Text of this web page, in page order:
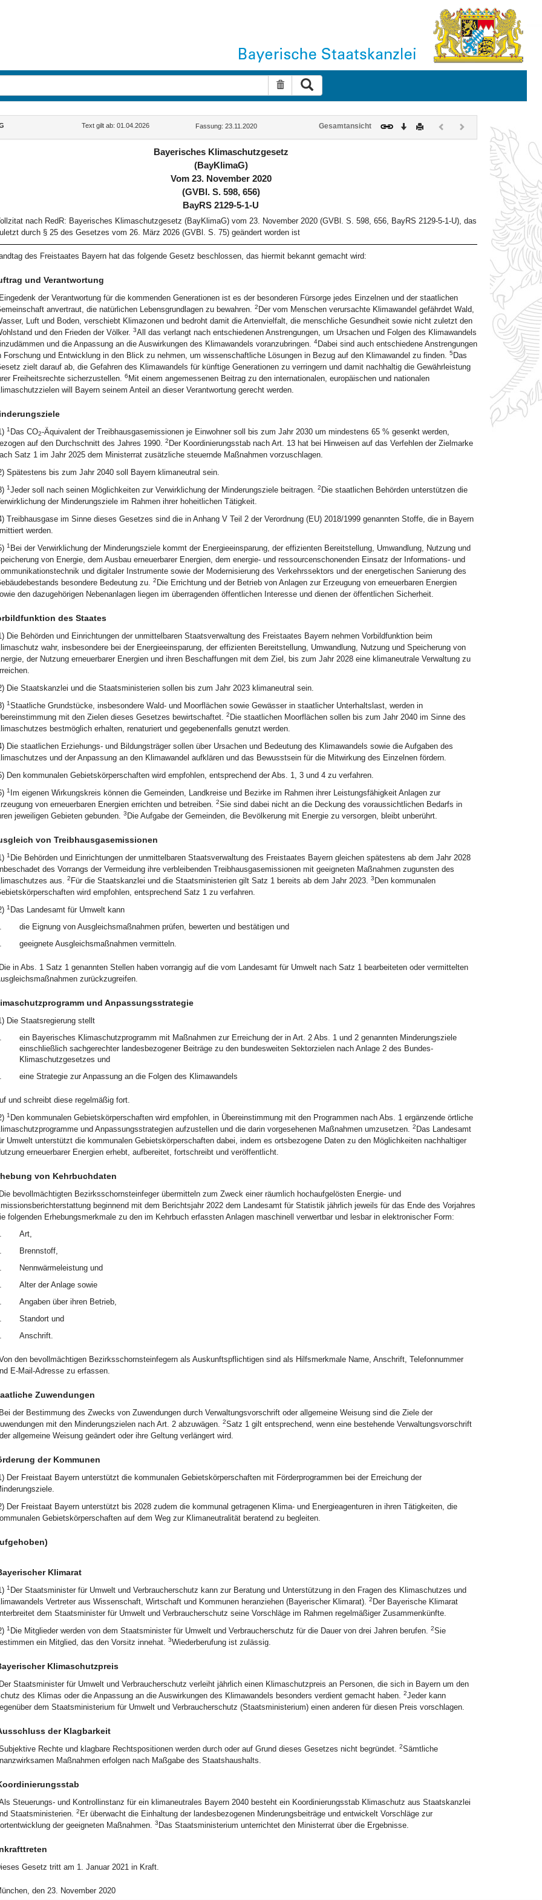
Suche zurücksetzen
Text gilt ab: 01.04.2026 Fassung: 23.11.2020 Gesamtansicht Download
DruckenVorherigesNächstes
Dokument
(inaktiv)
Bayerisches Klimaschutzgesetz
(BayKlimaG)
Vom 23. November 2020
(GVBl. S. 598, 656)
BayRS 2129-5-1-U
nach RedR: Bayerisches Klimaschutzgesetz (BayKlimaG) vom 23. November 2020 (GVBl. S. 598, 656, BayRS 2129-5-1-U), das
durch § 25 des Gesetzes vom 26. März 2026 (GVBl. S. 75) geändert worden ist
des Freistaates Bayern hat das folgende Gesetz beschlossen, das hiermit bekannt gemacht wird:
und Verantwortung
Eingedenk der Verantwortung für die kommenden Generationen ist es der besonderen Fürsorge jedes Einzelnen und der staatlichen
anvertraut, die natürlichen Lebensgrundlagen zu bewahren. 2 Der vom Menschen verursachte Klimawandel gefährdet Wald,
Luft und Boden, verschiebt Klimazonen und bedroht damit die Artenvielfalt, die menschliche Gesundheit sowie nicht zuletzt den
und den Frieden der Völker. 3All das verlangt nach entschiedenen Anstrengungen, um Ursachen und Folgen des Klimawandels
und die Anpassung an die Auswirkungen des Klimawandels voranzubringen. 4Dabei sind auch entschiedene Anstrengungen
Forschung und Entwicklung in den Blick zu nehmen, um wissenschaftliche Lösungen in Bezug auf den Klimawandel zu finden. 5 Das
zielt darauf ab, die Gefahren des Klimawandels für künftige Generationen zu verringern und damit nachhaltig die Gewährleistung
Freiheitsrechte sicherzustellen. 6 Mit einem angemessenen Beitrag zu den internationalen, europäischen und nationalen
will Bayern seinem Anteil an dieser Verantwortung gerecht werden.
1 Das CO2-Äquivalent der Treibhausgasemissionen je Einwohner soll bis zum Jahr 2030 um mindestens 65 % gesenkt werden,
auf den Durchschnitt des Jahres 1990. 2 Der Koordinierungsstab nach Art. 13 hat bei Hinweisen auf das Verfehlen der Zielmarke
Satz 1 im Jahr 2025 dem Ministerrat zusätzliche steuernde Maßnahmen vorzuschlagen.
Spätestens bis zum Jahr 2040 soll Bayern klimaneutral sein.
1Jeder soll nach seinen Möglichkeiten zur Verwirklichung der Minderungsziele beitragen. 2 Die staatlichen Behörden unterstützen die
der Minderungsziele im Rahmen ihrer hoheitlichen Tätigkeit.
Treibhausgase im Sinne dieses Gesetzes sind die in Anhang V Teil 2 der Verordnung (EU) 2018/1999 genannten Stoffe, die in Bayern
werden.
1 Bei der Verwirklichung der Minderungsziele kommt der Energieeinsparung, der effizienten Bereitstellung, Umwandlung, Nutzung und
von Energie, dem Ausbau erneuerbarer Energien, dem energie- und ressourcenschonenden Einsatz der Informations- und
und digitaler Instrumente sowie der Modernisierung des Verkehrssektors und der energetischen Sanierung des
besondere Bedeutung zu. 2 Die Errichtung und der Betrieb von Anlagen zur Erzeugung von erneuerbaren Energien
den dazugehörigen Nebenanlagen liegen im überragenden öffentlichen Interesse und dienen der öffentlichen Sicherheit.
des Staates
Die Behörden und Einrichtungen der unmittelbaren Staatsverwaltung des Freistaates Bayern nehmen Vorbildfunktion beim
wahr, insbesondere bei der Energieeinsparung, der effizienten Bereitstellung, Umwandlung, Nutzung und Speicherung von
der Nutzung erneuerbarer Energien und ihren Beschaffungen mit dem Ziel, bis zum Jahr 2028 eine klimaneutrale Verwaltung zu
Die Staatskanzlei und die Staatsministerien sollen bis zum Jahr 2023 klimaneutral sein.
1Staatliche Grundstücke, insbesondere Wald- und Moorflächen sowie Gewässer in staatlicher Unterhaltslast, werden in
mit den Zielen dieses Gesetzes bewirtschaftet. 2 Die staatlichen Moorflächen sollen bis zum Jahr 2040 im Sinne des
bestmöglich erhalten, renaturiert und gegebenenfalls genutzt werden.
Die staatlichen Erziehungs- und Bildungsträger sollen über Ursachen und Bedeutung des Klimawandels sowie die Aufgaben des
und der Anpassung an den Klimawandel aufklären und das Bewusstsein für die Mitwirkung des Einzelnen fördern.
Den kommunalen Gebietskörperschaften wird empfohlen, entsprechend der Abs. 1, 3 und 4 zu verfahren.
1 Im eigenen Wirkungskreis können die Gemeinden, Landkreise und Bezirke im Rahmen ihrer Leistungsfähigkeit Anlagen zur
von erneuerbaren Energien errichten und betreiben. 2Sie sind dabei nicht an die Deckung des voraussichtlichen Bedarfs in
jeweiligen Gebieten gebunden. 3 Die Aufgabe der Gemeinden, die Bevölkerung mit Energie zu versorgen, bleibt unberührt.
von Treibhausgasemissionen
1 Die Behörden und Einrichtungen der unmittelbaren Staatsverwaltung des Freistaates Bayern gleichen spätestens ab dem Jahr 2028
des Vorrangs der Vermeidung ihre verbleibenden Treibhausgasemissionen mit geeigneten Maßnahmen zugunsten des
aus. 2 Für die Staatskanzlei und die Staatsministerien gilt Satz 1 bereits ab dem Jahr 2023. 3 Den kommunalen
wird empfohlen, entsprechend Satz 1 zu verfahren.
1 Das Landesamt für Umwelt kann
die Eignung von Ausgleichsmaßnahmen prüfen, bewerten und bestätigen und
geeignete Ausgleichsmaßnahmen vermitteln.
Die in Abs. 1 Satz 1 genannten Stellen haben vorrangig auf die vom Landesamt für Umwelt nach Satz 1 bearbeiteten oder vermittelten
zurückzugreifen.
und Anpassungsstrategie
Die Staatsregierung stellt
ein Bayerisches Klimaschutzprogramm mit Maßnahmen zur Erreichung der in Art. 2 Abs. 1 und 2 genannten Minderungsziele
einschließlich sachgerechter landesbezogener Beiträge zu den bundesweiten Sektorzielen nach Anlage 2 des Bundes-
Klimaschutzgesetzes und
eine Strategie zur Anpassung an die Folgen des Klimawandels
und schreibt diese regelmäßig fort.
1 Den kommunalen Gebietskörperschaften wird empfohlen, in Übereinstimmung mit den Programmen nach Abs. 1 ergänzende örtliche
und Anpassungsstrategien aufzustellen und die darin vorgesehenen Maßnahmen umzusetzen. 2 Das Landesamt
Umwelt unterstützt die kommunalen Gebietskörperschaften dabei, indem es ortsbezogene Daten zu den Möglichkeiten nachhaltiger
erneuerbarer Energien erhebt, aufbereitet, fortschreibt und veröffentlicht.
von Kehrbuchdaten
Die bevollmächtigten Bezirksschornsteinfeger übermitteln zum Zweck einer räumlich hochaufgelösten Energie- und
beginnend mit dem Berichtsjahr 2022 dem Landesamt für Statistik jährlich jeweils für das Ende des Vorjahres
folgenden Erhebungsmerkmale zu den im Kehrbuch erfassten Anlagen maschinell verwertbar und lesbar in elektronischer Form:
Art,
Brennstoff,
Nennwärmeleistung und
Alter der Anlage sowie
Angaben über ihren Betrieb,
Standort und
Anschrift.
den bevollmächtigen Bezirksschornsteinfegern als Auskunftspflichtigen sind als Hilfsmerkmale Name, Anschrift, Telefonnummer
E-Mail-Adresse zu erfassen.
Zuwendungen
Bei der Bestimmung des Zwecks von Zuwendungen durch Verwaltungsvorschrift oder allgemeine Weisung sind die Ziele der
mit den Minderungszielen nach Art. 2 abzuwägen. 2Satz 1 gilt entsprechend, wenn eine bestehende Verwaltungsvorschrift
allgemeine Weisung geändert oder ihre Geltung verlängert wird.
der Kommunen
Der Freistaat Bayern unterstützt die kommunalen Gebietskörperschaften mit Förderprogrammen bei der Erreichung der
Der Freistaat Bayern unterstützt bis 2028 zudem die kommunal getragenen Klima- und Energieagenturen in ihren Tätigkeiten, die
Gebietskörperschaften auf dem Weg zur Klimaneutralität beratend zu begleiten.
Klimarat
1 Der Staatsminister für Umwelt und Verbraucherschutz kann zur Beratung und Unterstützung in den Fragen des Klimaschutzes und
Vertreter aus Wissenschaft, Wirtschaft und Kommunen heranziehen (Bayerischer Klimarat). 2 Der Bayerische Klimarat
dem Staatsminister für Umwelt und Verbraucherschutz seine Vorschläge im Rahmen regelmäßiger Zusammenkünfte.
1 Die Mitglieder werden von dem Staatsminister für Umwelt und Verbraucherschutz für die Dauer von drei Jahren berufen. 2Sie
ein Mitglied, das den Vorsitz innehat. 3Wiederberufung ist zulässig.
Klimaschutzpreis
Der Staatsminister für Umwelt und Verbraucherschutz verleiht jährlich einen Klimaschutzpreis an Personen, die sich in Bayern um den
des Klimas oder die Anpassung an die Auswirkungen des Klimawandels besonders verdient gemacht haben. 2Jeder kann
dem Staatsministerium für Umwelt und Verbraucherschutz (Staatsministerium) einen anderen für diesen Preis vorschlagen.
der Klagbarkeit
Rechte und klagbare Rechtspositionen werden durch oder auf Grund dieses Gesetzes nicht begründet. 2Sämtliche
Maßnahmen erfolgen nach Maßgabe des Staatshaushalts.
Steuerungs- und Kontrollinstanz für ein klimaneutrales Bayern 2040 besteht ein Koordinierungsstab Klimaschutz aus Staatskanzlei
Staatsministerien. 2 Er überwacht die Einhaltung der landesbezogenen Minderungsbeiträge und entwickelt Vorschläge zur
der geeigneten Maßnahmen. 3 Das Staatsministerium unterrichtet den Ministerrat über die Ergebnisse.
Gesetz tritt am 1. Januar 2021 in Kraft.
den 23. November 2020